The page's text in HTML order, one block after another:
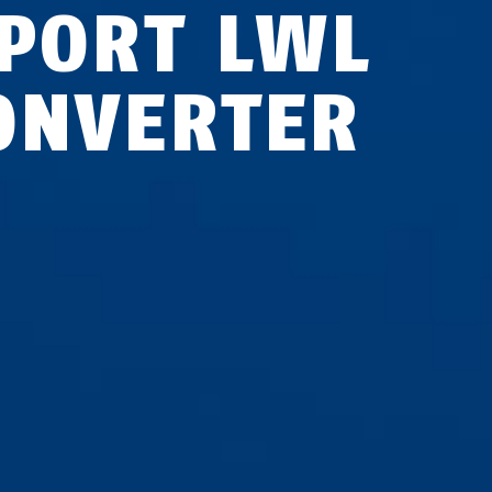
LWL